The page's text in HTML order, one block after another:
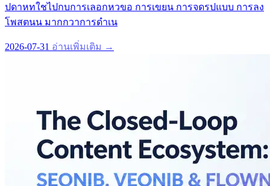
ปดาหทใชไปกบการเลอกหวขอ การเขยน การจดรปแบบ การลง
โพสตนน มากกวาการดำเน
2026-07-31 อ่านเพิ่มเติม →